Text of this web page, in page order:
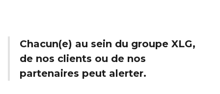
Chacun(e) au sein du groupe XLG,
de nos clients ou de nos
partenaires peut alerter.